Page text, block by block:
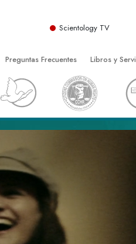
Scientology TV
Drogas
Humanos
por los
Preguntas Frecuentes
Antecedentes y principios básicos
Dentro de una Iglesia
Libros y
Libros Iniciales
Películas Introductorias
Servicios Iniciales
Cómo
Las
Los
Ayudas
La